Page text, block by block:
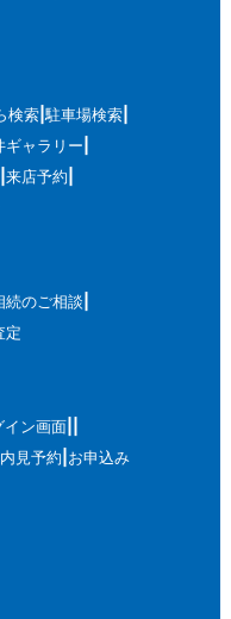
検索 駐車場検索
ギャラリー
来店予約
続のご相談
定
イン画面
見予約 お申込み